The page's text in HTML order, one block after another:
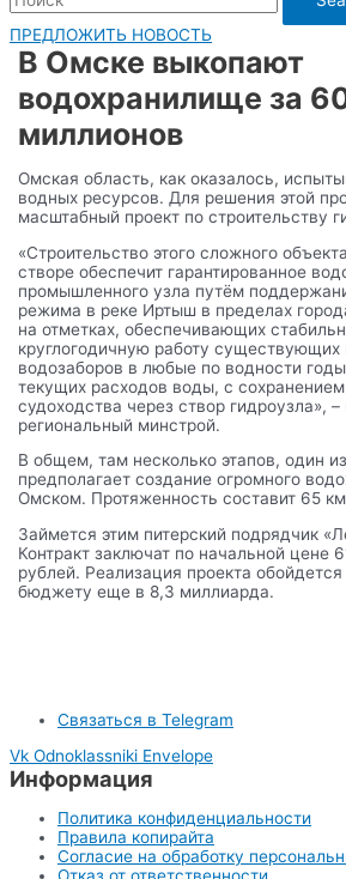
ПРЕДЛОЖИТЬ НОВОСТЬ
В Омске выкопают
водохранилище за
миллионов
Омская область, как оказалось,
водных ресурсов. Для решения этой
масштабный проект по строительству
«Строительство этого сложного
створе обеспечит гарантированное
промышленного узла путём
режима в реке Иртыш в пределах
на отметках, обеспечивающих
круглогодичную работу существующих
водозаборов в любые по водности
текущих расходов воды, с сохранением
судоходства через створ гидроузла», –
региональный минстрой.
В общем, там несколько этапов, один
предполагает создание огромного
Омском. Протяженность составит 65
Займется этим питерский подрядчик
Контракт заключат по начальной цене
рублей. Реализация проекта
бюджету еще в 8,3 миллиарда.
Связаться в Telegram
Vk Odnoklassniki Envelope
Информация
Политика конфиденциальности
Правила копирайта
Согласие на обработку
Отказ от ответственности